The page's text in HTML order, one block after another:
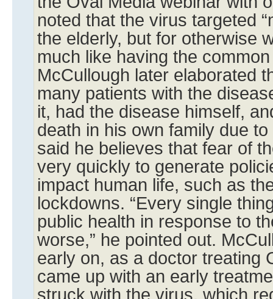
noted that the virus targeted
the elderly, but for otherwise
much like having the common
McCullough later elaborated
many patients with the
it, had the disease himself,
death in his own family due
said he believes that fear of
very quickly to generate
impact human life, such as
lockdowns. “Every single
public health in response to
worse,” he pointed out.
early on, as a doctor treating
came up with an early
struck with the virus, which